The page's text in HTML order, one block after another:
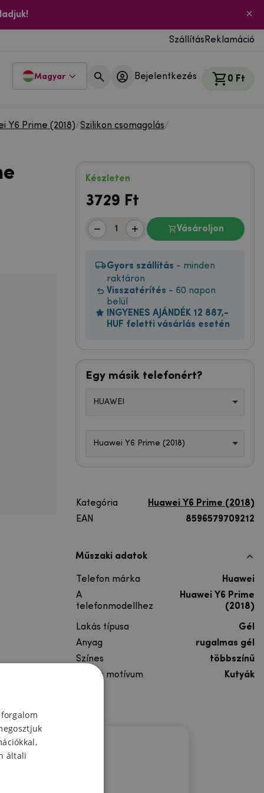
Szállítás Reklamáció
Magyar Bejelentkezés 0 Ft
Y6 Prime (2018)/Szilikon csomagolás/
Készleten
3729 Ft
Vásároljon
Gyors szállítás - minden
raktáron
Visszatérítés - 60 napon
belül
INGYENES AJÁNDÉK 12 887,-
HUF feletti vásárlás esetén
Egy másik telefonért?
HUAWEI
Huawei Y6 Prime (2018)
Kategória
Huawei Y6 Prime (2018)
EAN
8596579709212
Műszaki adatok
Telefon márka
Huawei
A
telefonmodellhez
Huawei Y6 Prime
(2018)
Lakás típusa
Gél
Anyag
rugalmas gél
Színes
többszínű
Színes motívum
Kutyák
általi